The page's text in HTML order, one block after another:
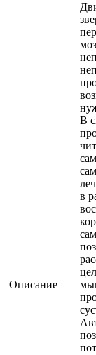
Описание
В
в